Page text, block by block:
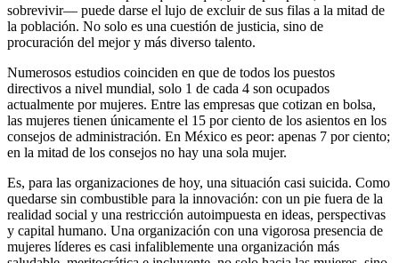
sobrevivir— puede darse el lujo de excluir de sus filas a la mitad de
la población. No solo es una cuestión de justicia, sino de
procuración del mejor y más diverso talento.
Numerosos estudios coinciden en que de todos los puestos
directivos a nivel mundial, solo 1 de cada 4 son ocupados
actualmente por mujeres. Entre las empresas que cotizan en bolsa,
las mujeres tienen únicamente el 15 por ciento de los asientos en los
consejos de administración. En México es peor: apenas 7 por ciento;
en la mitad de los consejos no hay una sola mujer.
Es, para las organizaciones de hoy, una situación casi suicida. Como
quedarse sin combustible para la innovación: con un pie fuera de la
realidad social y una restricción autoimpuesta en ideas, perspectivas
y capital humano. Una organización con una vigorosa presencia de
mujeres líderes es casi infaliblemente una organización más